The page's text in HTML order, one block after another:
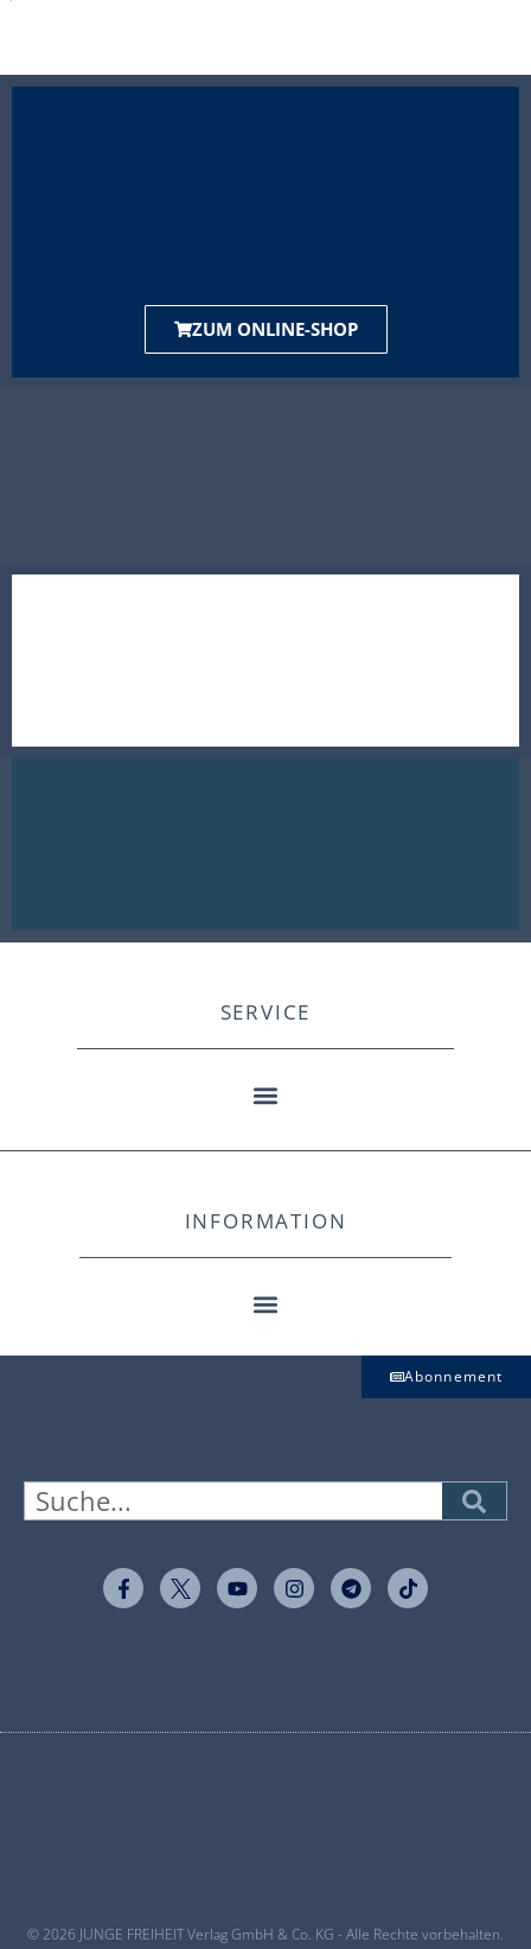
ZUM ONLINE-SHOP
SERVICE
INFORMATION
Abonnement
© 2026 JUNGE FREIHEIT Verlag GmbH & Co. KG - Alle Rechte vorbehalten.